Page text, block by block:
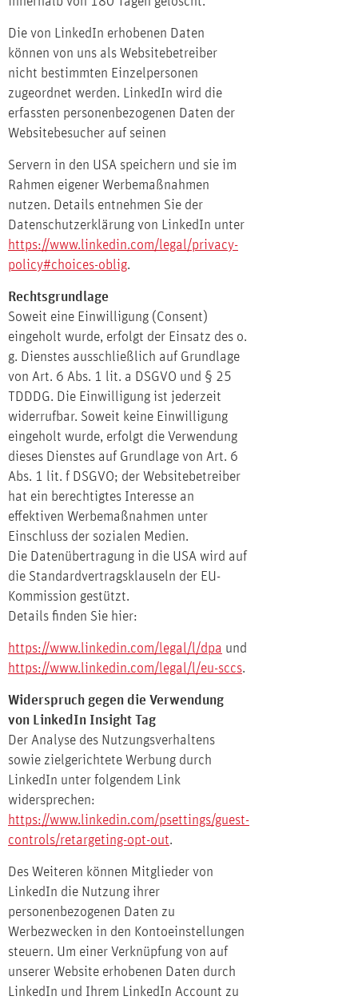
Die von LinkedIn erhobenen Daten
können von uns als Websitebetreiber
nicht bestimmten Einzelpersonen
zugeordnet werden. LinkedIn wird die
erfassten personenbezogenen Daten der
Websitebesucher auf seinen
Servern in den USA speichern und sie im
Rahmen eigener Werbemaßnahmen
nutzen. Details entnehmen Sie der
Datenschutzerklärung von LinkedIn unter
https://www.linkedin.com/legal/privacy-
policy#choices-oblig.
Rechtsgrundlage
Soweit eine Einwilligung (Consent)
eingeholt wurde, erfolgt der Einsatz des o.
g. Dienstes ausschließlich auf Grundlage
von Art. 6 Abs. 1 lit. a DSGVO und § 25
TDDDG. Die Einwilligung ist jederzeit
widerrufbar. Soweit keine Einwilligung
eingeholt wurde, erfolgt die Verwendung
dieses Dienstes auf Grundlage von Art. 6
Abs. 1 lit. f DSGVO; der Websitebetreiber
hat ein berechtigtes Interesse an
effektiven Werbemaßnahmen unter
Einschluss der sozialen Medien.
Die Datenübertragung in die USA wird auf
die Standardvertragsklauseln der EU-
Kommission gestützt.
Details finden Sie hier:
https://www.linkedin.com/legal/l/dpa und
https://www.linkedin.com/legal/l/eu-sccs.
Widerspruch gegen die Verwendung
von LinkedIn Insight Tag
Der Analyse des Nutzungsverhaltens
sowie zielgerichtete Werbung durch
LinkedIn unter folgendem Link
widersprechen:
https://www.linkedin.com/psettings/guest-
controls/retargeting-opt-out.
Des Weiteren können Mitglieder von
LinkedIn die Nutzung ihrer
personenbezogenen Daten zu
Werbezwecken in den Kontoeinstellungen
steuern. Um einer Verknüpfung von auf
unserer Website erhobenen Daten durch
LinkedIn und Ihrem LinkedIn Account zu